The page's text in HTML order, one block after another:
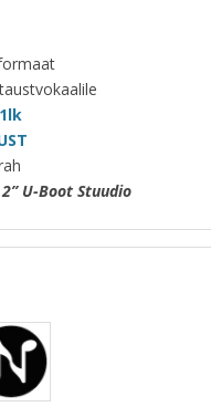
U-Boot Stuudio